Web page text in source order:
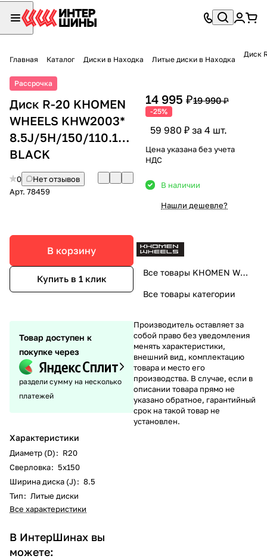
Главная Каталог Диски в Находка Литые диски в Находка
Диск
Рассрочка
Диск R-20 KHOMEN
WHEELS KHW2003*
8.5J/5H/150/110.1/+60
BLACK
0
Нет отзывов
Арт. 78459
В корзину
Купить в 1 клик
Товар доступен к
покупке через
раздели сумму на несколько
платежей
Характеристики
Диаметр (D): R20
Сверловка: 5х150
Ширина диска (J): 8.5
Тип: Литые диски
Все характеристики
В ИнтерШинах вы
можете:
14 995 ₽19 990 ₽
-25%
59 980 ₽ за 4 шт.
Цена указана без учета
НДС
В наличии
Нашли дешевле?
Все товары KHOMEN WHEELS
Все товары категории
Производитель оставляет за
собой право без уведомления
менять характеристики,
внешний вид, комплектацию
товара и место его
производства. В случае, если в
описании товара прямо не
указано обратное, гарантийный
срок на такой товар не
установлен.